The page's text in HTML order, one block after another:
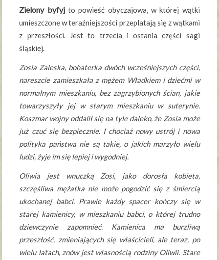
Zielony byfyjto powieść obyczajowa, w której wątki
umieszczone w teraźniejszości przeplatają się z wątkami
z przeszłości. Jest to trzecia i ostania części sagi
śląskiej.
Zosia Zaleska, bohaterka dwóch wcześniejszych części,
nareszcie zamieszkała z mężem Władkiem i dziećmi w
normalnym mieszkaniu, bez zagrzybionych ścian, jakie
towarzyszyły jej w starym mieszkaniu w suterynie.
Koszmar wojny oddalił się na tyle daleko, że Zosia może
już czuć się bezpiecznie. I chociaż nowy ustrój i nowa
polityka państwa nie są takie, o jakich marzyło wielu
ludzi, żyje im się lepiej i wygodniej.
Oliwia jest wnuczką Zosi, jako dorosła kobieta,
szczęśliwa mężatka nie może pogodzić się z śmiercią
ukochanej babci. Prawie każdy spacer kończy się w
starej kamienicy, w mieszkaniu babci, o której trudno
dziewczynie zapomnieć. Kamienica ma burzliwą
przeszłość, zmieniających się właścicieli, ale teraz, po
wielu latach, znów jest własnością rodziny Oliwii. Stare